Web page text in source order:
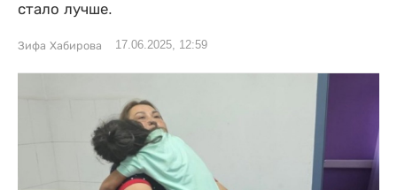
стало лучше.
Зифа Хабирова 17.06.2025, 12:59